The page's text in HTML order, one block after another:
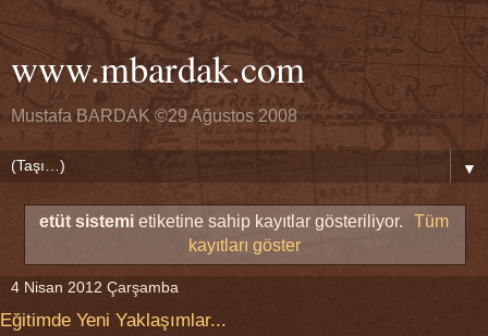
www.mbardak.com
Mustafa BARDAK ©29 Ağustos 2008
▼
etüt sistemietiketine sahip kayıtlar gösteriliyor.
Tüm
kayıtları göster
4 Nisan 2012 Çarşamba
Eğitimde Yeni Yaklaşımlar...